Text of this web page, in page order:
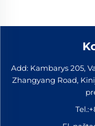
Add: Kambarys 205,
Zhangyang Road,
Tel.: